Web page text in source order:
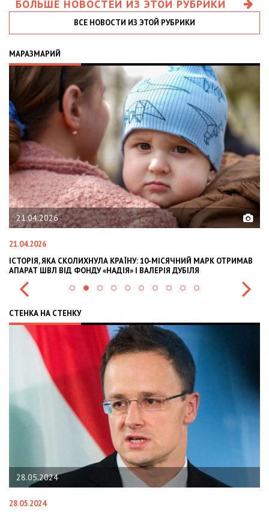
БОЛЬШЕ НОВОСТЕЙ ИЗ ЭТОЙ РУБРИКИ
ВСЕ НОВОСТИ ИЗ ЭТОЙ РУБРИКИ
МАРАЗМАРИЙ
21.04.2026
21.04.2026
ІСТОРІЯ, ЯКА СКОЛИХНУЛА КРАЇНУ: 10-МІСЯЧНИЙ МАРК ОТРИМАВ
АПАРАТ ШВЛ ВІД ФОНДУ «НАДІЯ» І ВАЛЕРІЯ ДУБІЛЯ
СТЕНКА НА СТЕНКУ
28.05.2024
28.05.2024